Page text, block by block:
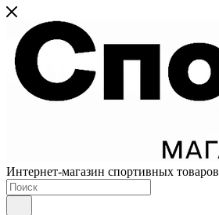
Интернет-магазин спортивных товаров